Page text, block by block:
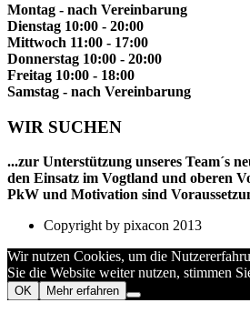
Montag - nach Vereinbarung
Dienstag 10:00 - 20:00
Mittwoch 11:00 - 17:00
Donnerstag 10:00 - 20:00
Freitag 10:00 - 18:00
Samstag - nach Vereinbarung
WIR SUCHEN
...zur Unterstützung unseres Team´s
den Einsatz im Vogtland und oberen
PkW und Motivation sind
Copyright by pixacon 2013
Wir nutzen Cookies, um die
Sie die Website weiter nutzen, stimmen
OK Mehr erfahren